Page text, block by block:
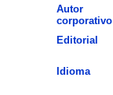
Autor
corporativo
Editorial
Idioma